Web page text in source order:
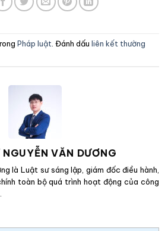
Pháp luật. Đánh dấu liên kết thường
VĂN DƯƠNG
là Luật sư sáng lập, giám đốc điều hành,
toàn bộ quá trình hoạt động của công